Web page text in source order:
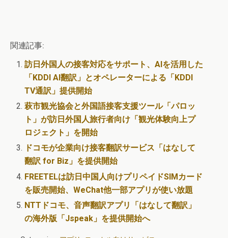
関連記事:
訪日外国人の接客対応をサポート、AIを活用した
「KDDI AI翻訳」とオペレーターによる「KDDI
TV通訳」提供開始
萩市観光協会と外国語接客支援ツール「パロッ
ト」が訪日外国人旅行者向け「観光体験向上プ
ロジェクト」を開始
ドコモが企業向け接客翻訳サービス「はなして
翻訳 for Biz」を提供開始
FREETELは訪日中国人向けプリペイドSIMカード
を販売開始、WeChat他一部アプリが使い放題
NTTドコモ、音声翻訳アプリ「はなして翻訳」
の海外版「Jspeak」を提供開始へ